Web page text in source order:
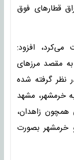
قطارهای فوق
افزود:
مقصد مرزهای
نظر گرفته شده
خرمشهر، مشهد
زاهدان،
خرمشهر بصورت